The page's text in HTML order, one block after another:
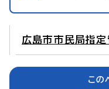
広島市市民局指
この